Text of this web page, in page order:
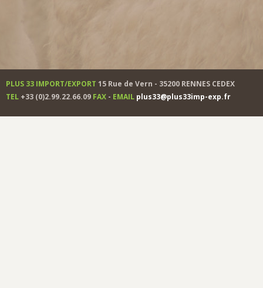
PLUS 33 IMPORT/EXPORT 15 Rue de Vern - 35200 RENNES CEDEX
TEL +33 (0)2.99.22.66.09 FAX - EMAIL plus33@plus33imp-exp.fr